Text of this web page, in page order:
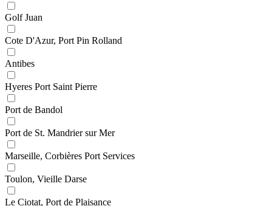
Golf Juan
Cote D'Azur, Port Pin Rolland
Antibes
Hyeres Port Saint Pierre
Port de Bandol
Port de St. Mandrier sur Mer
Marseille, Corbières Port Services
Toulon, Vieille Darse
Le Ciotat, Port de Plaisance